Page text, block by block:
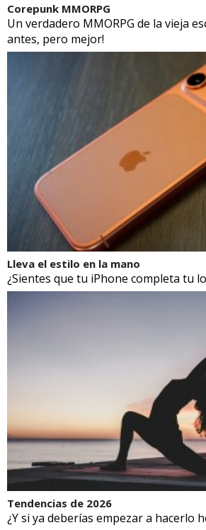
Corepunk MMORPG
Un verdadero MMORPG de la vieja
antes, pero mejor!
Lleva el estilo en la mano
¿Sientes que tu iPhone completa tu
Tendencias de 2026
¿Y si ya deberías empezar a hacerlo